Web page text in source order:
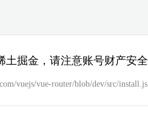
土掘金，请注意账号财产安全
vuejs/vue-router/blob/dev/src/install.js